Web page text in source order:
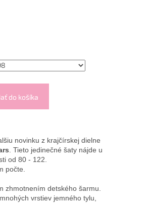
do košíka
novinku z krajčírskej dielne
. Tieto jedinečné šaty nájde u
od 80 - 122.
počte.
zhmotnením detského šarmu.
vrstiev jemného tylu,